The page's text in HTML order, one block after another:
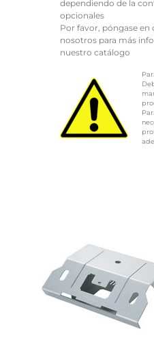
dependiendo de la
opcionales
Por favor, póngase
nosotros para más
nuestro catálogo